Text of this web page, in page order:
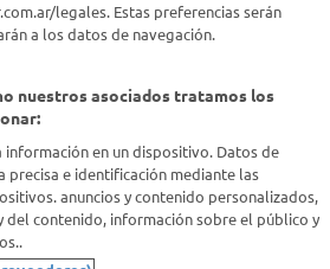
legales. Estas preferencias serán
a los datos de navegación.
nuestros asociados tratamos los
información en un dispositivo. Datos de
precisa e identificación mediante las
anuncios y contenido personalizados,
del contenido, información sobre el público y